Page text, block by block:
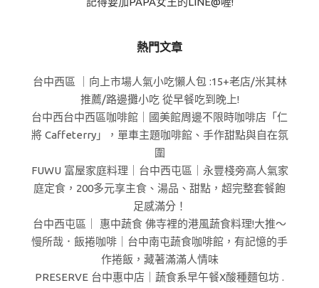
熱門文章
台中西區 ｜向上市場人氣小吃懶人包 :15+老店/米其林
推薦/路邊攤小吃 從早餐吃到晚上!
台中西台中西區咖啡館｜國美館周邊不限時咖啡店「仁
將 Caffeterry」，單車主題咖啡館、手作甜點與自在氛
圍
FUWU 富屋家庭料理｜台中西屯區｜永豐棧旁高人氣家
庭定食，200多元享主食、湯品、甜點，超完整套餐飽
足感滿分！
台中西屯區｜ 惠中蔬食 佛寺裡的港風蔬食料理!大推～
慢所哉．飯捲咖啡｜台中南屯蔬食咖啡館，有記憶的手
作捲飯，藏著滿滿人情味
PRESERVE 台中惠中店｜蔬食系早午餐X酸種麵包坊 .